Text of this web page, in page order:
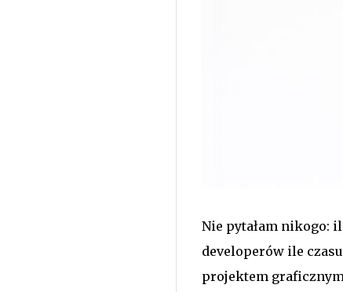
Nie pytałam nikogo:
developerów ile
projektem